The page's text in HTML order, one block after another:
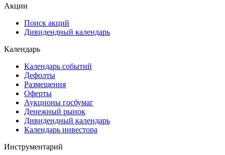
ESG
Самые популярные облигации на Cbonds.ru
Дивидендный календарь
Календарь
Календарь событий
Дефолты
Размещения
Оферты
Аукционы госбумаг
Денежный рынок